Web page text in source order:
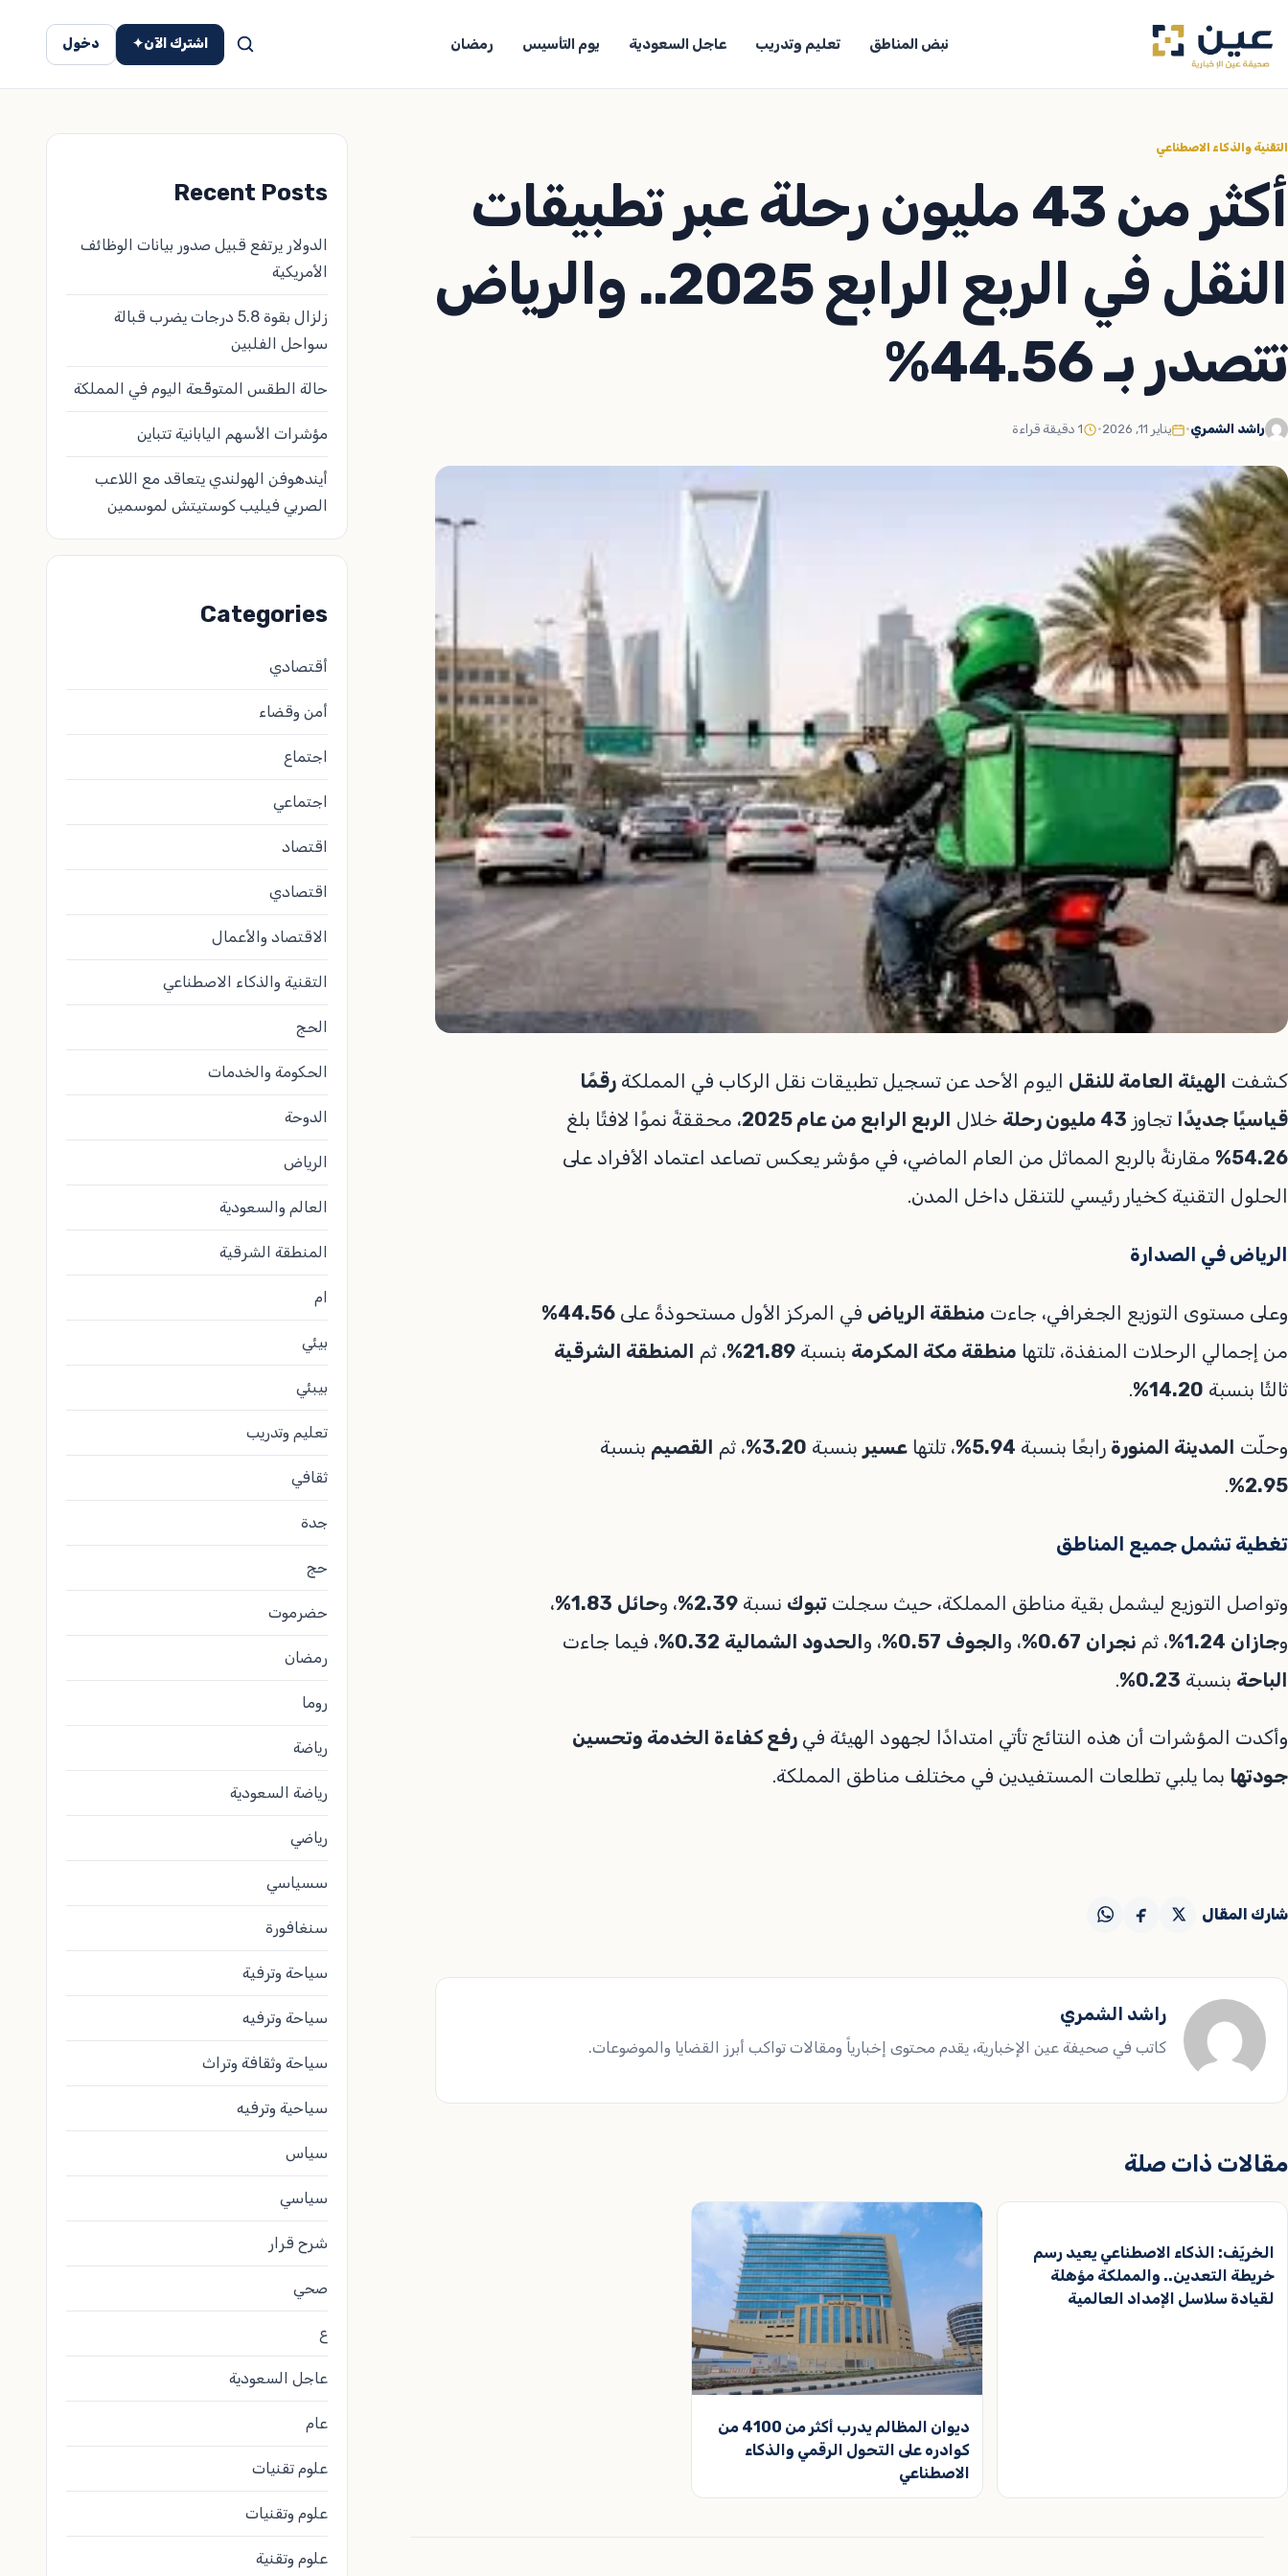
إلى
المحتوى
نبض المناطق تعليم وتدريب عاجل السعودية يوم التأسيس رمضان اشترك الآن✦ دخول
التقنية والذكاء الاصطناعي
أكثر من 43 مليون رحلة عبر تطبيقات
النقل في الربع الرابع 2025.. والرياض
تتصدر بـ 44.56%
راشد الشمري• يناير 11, 2026 • 1 دقيقة قراءة
كشفت الهيئة العامة للنقل اليوم الأحد عن تسجيل تطبيقات نقل الركاب في المملكة رقمًا
قياسيًا جديدًا تجاوز 43 مليون رحلة خلال الربع الرابع من عام 2025
، محققةً نموًا لافتًا بلغ
54.26%
مقارنةً بالربع المماثل من العام الماضي، في مؤشر يعكس تصاعد اعتماد الأفراد على
الحلول التقنية كخيار رئيسي للتنقل داخل المدن.
الرياض في الصدارة
وعلى مستوى التوزيع الجغرافي، جاءت منطقة الرياض في المركز الأول مستحوذةً على 44.56%
من إجمالي الرحلات المنفذة، تلتها منطقة مكة المكرمة بنسبة 21.89% ، ثم المنطقة الشرقية
ثالثًا بنسبة 14.20%
.
وحلّت المدينة المنورة رابعًا بنسبة 5.94% ، تلتها عسير بنسبة 3.20% ، ثم القصيم بنسبة
2.95%
.
تغطية تشمل جميع المناطق
وتواصل التوزيع ليشمل بقية مناطق المملكة، حيث سجلت تبوك نسبة 2.39% ، وحائل 1.83%
،
وجازان 1.24% ، ثم نجران 0.67% ، والجوف 0.57% ، والحدود الشمالية 0.32%
، فيما جاءت
الباحة بنسبة 0.23%
.
وأكدت المؤشرات أن هذه النتائج تأتي امتدادًا لجهود الهيئة في رفع كفاءة الخدمة وتحسين
جودتها بما يلبي تطلعات المستفيدين في مختلف مناطق المملكة.
شارك المقال
راشد الشمري
كاتب في صحيفة عين الإخبارية، يقدم محتوى إخبارياً ومقالات تواكب أبرز القضايا والموضوعات.
مقالات ذات صلة
الخريّف: الذكاء الاصطناعي يعيد رسم
خريطة التعدين.. والمملكة مؤهلة
لقيادة سلاسل الإمداد العالمية
ديوان المظالم يدرب أكثر من 4100 من
كوادره على التحول الرقمي والذكاء
الاصطناعي
Recent Posts
الدولار يرتفع قبيل صدور بيانات الوظائف
الأمريكية
زلزال بقوة 5.8 درجات يضرب قبالة
سواحل الفلبين
حالة الطقس المتوقّعة اليوم في المملكة
مؤشرات الأسهم اليابانية تتباين
أيندهوفن الهولندي يتعاقد مع اللاعب
الصربي فيليب كوستيتش لموسمين
Categories
أقتصادي
أمن وقضاء
اجتماع
اجتماعي
اقتصاد
اقتصادي
الاقتصاد والأعمال
التقنية والذكاء الاصطناعي
الحج
الحكومة والخدمات
الدوحة
الرياض
العالم والسعودية
المنطقة الشرقية
ام
بيئي
بيبئي
تعليم وتدريب
ثقافي
جدة
حج
حضرموت
رمضان
روما
رياضة
رياضة السعودية
رياضي
سسياسي
سنغافورة
سياحة وترفية
سياحة وترفيه
سياحة وثقافة وتراث
سياحية وترفيه
سياس
سياسي
شرح قرار
صحي
ع
عاجل السعودية
عام
علوم تقنيات
علوم وتقنيات
علوم وتقنية